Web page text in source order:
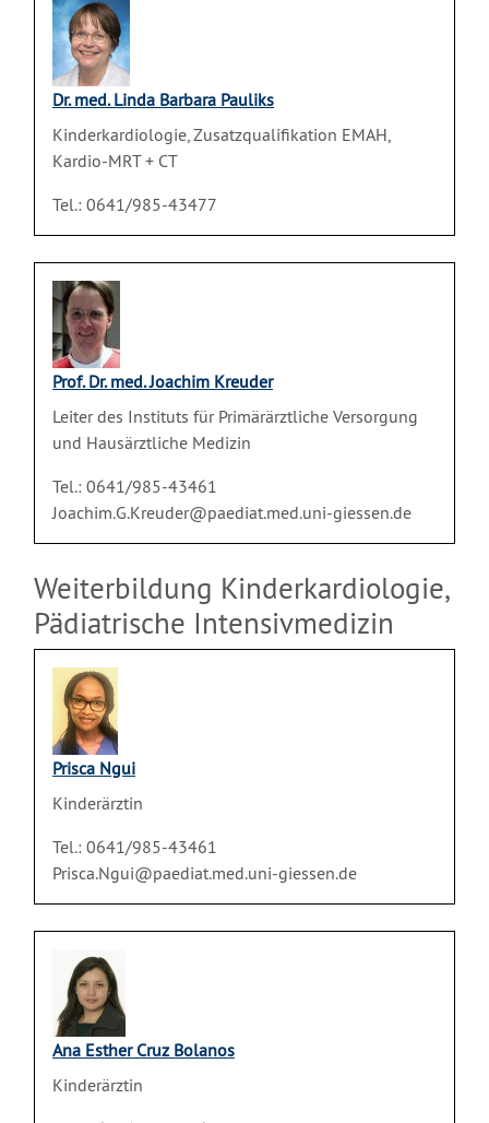
Dr. med. Linda Barbara Pauliks
Kinderkardiologie, Zusatzqualifikation EMAH,
Kardio-MRT + CT
Tel.: 0641/985-43477
Prof. Dr. med. Joachim Kreuder
Leiter des Instituts für Primärärztliche Versorgung
und Hausärztliche Medizin
Tel.: 0641/985-43461
Joachim.G.Kreuder@paediat.med.uni-giessen.de
Weiterbildung Kinderkardiologie,
Pädiatrische Intensivmedizin
Prisca Ngui
Kinderärztin
Tel.: 0641/985-43461
Prisca.Ngui@paediat.med.uni-giessen.de
Ana Esther Cruz Bolanos
Kinderärztin